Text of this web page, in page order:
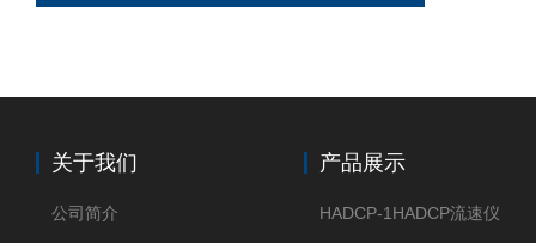
关于我们
公司简介
产品展示
HADCP-1HADCP流速仪